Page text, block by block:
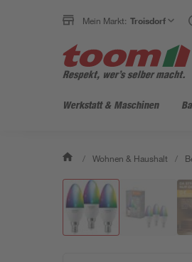
Mein Markt: Troisdorf
Werkstatt & Maschinen
/ Wohnen & Haushalt /